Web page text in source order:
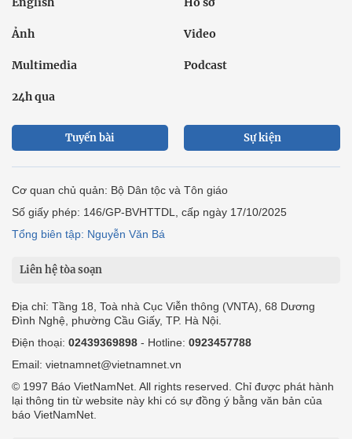
Ảnh Video
Multimedia Podcast
24h qua
Tuyến bài Sự kiện
Cơ quan chủ quản: Bộ Dân tộc và Tôn giáo
Số giấy phép: 146/GP-BVHTTDL, cấp ngày 17/10/2025
Tổng biên tập: Nguyễn Văn Bá
Liên hệ tòa soạn
Địa chỉ: Tầng 18, Toà nhà Cục Viễn thông (VNTA), 68 Dương
Đình Nghệ, phường Cầu Giấy, TP. Hà Nội.
Điện thoại: 02439369898 - Hotline: 0923457788
Email: vietnamnet@vietnamnet.vn
© 1997 Báo VietNamNet. All rights reserved. Chỉ được phát hành
lại thông tin từ website này khi có sự đồng ý bằng văn bản của
báo VietNamNet.